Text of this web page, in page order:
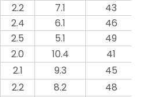
2.2
7.1 43
2.4
6.1 46
2.5
5.1 49
2.0 10.4 41
2.1
9.3 45
2.2
8.2 48